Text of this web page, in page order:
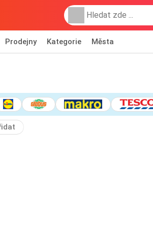
Prodejny Kategorie Města